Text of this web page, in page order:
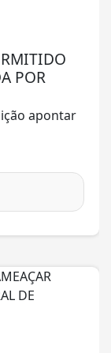
POR
apontar